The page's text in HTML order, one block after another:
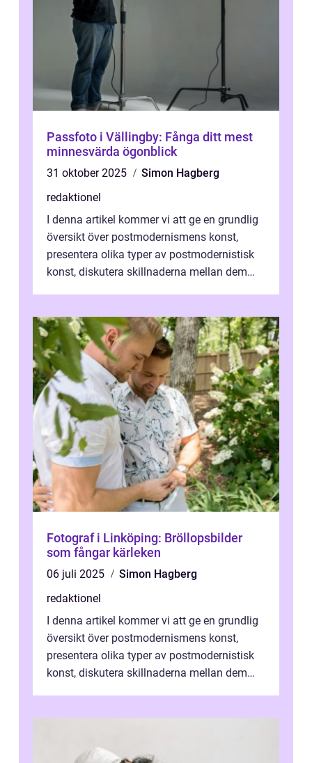
Passfoto i Vällingby: Fånga ditt mest
minnesvärda ögonblick
31 oktober 2025
Simon Hagberg
redaktionel
I denna artikel kommer vi att ge en grundlig
översikt över postmodernismens konst,
presentera olika typer av postmodernistisk
konst, diskutera skillnaderna mellan dem
Fotograf i Linköping: Bröllopsbilder
som fångar kärleken
06 juli 2025
Simon Hagberg
redaktionel
I denna artikel kommer vi att ge en grundlig
översikt över postmodernismens konst,
presentera olika typer av postmodernistisk
konst, diskutera skillnaderna mellan dem